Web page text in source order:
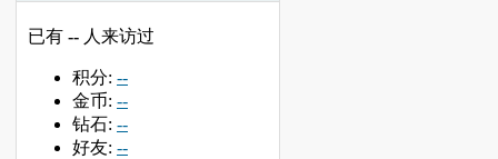
已有 -- 人来访过
积分: --
金币: --
钻石: --
好友: --